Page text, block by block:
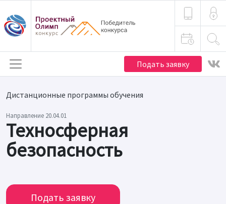
Подать заявку
Дистанционные программы обучения
Направление 20.04.01
Техносферная
безопасность
Подать заявку